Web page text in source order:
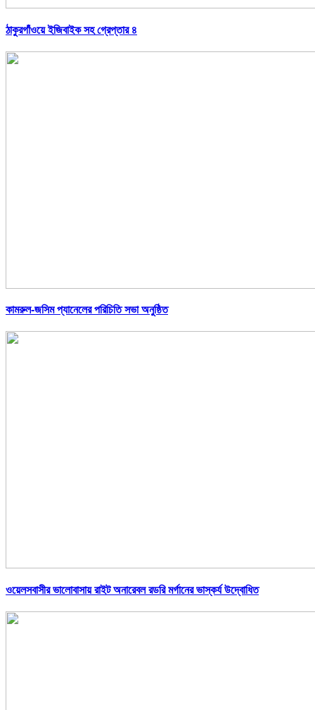
ঠাকুরগাঁওয়ে ইজিবাইক সহ গ্রেপ্তার ৪
কামরুল-জসিম প্যানেলের পরিচিতি সভা অনুষ্ঠিত
ওয়েলসবাসীর ভালোবাসায় রাইট অনারেবল রডরি মর্গানের ভাস্কর্য উদ্বোধিত